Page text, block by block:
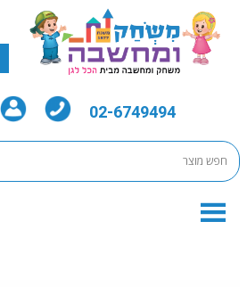
02-6749494